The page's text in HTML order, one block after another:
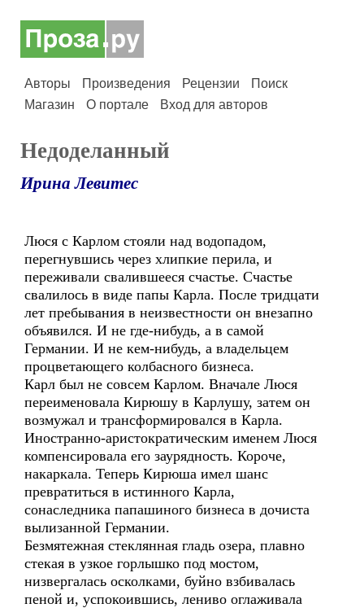
Авторы Произведения Рецензии
Поиск
Магазин
О портале Вход для авторов
Недоделанный
Ирина Левитес
Люся с Карлом стояли над водопадом,
перегнувшись через хлипкие перила, и
переживали свалившееся счастье. Счастье
свалилось в виде папы Карла. После тридцати
лет пребывания в неизвестности он внезапно
объявился. И не где-нибудь, а в самой
Германии. И не кем-нибудь, а владельцем
процветающего колбасного бизнеса.
Карл был не совсем Карлом. Вначале Люся
переименовала Кирюшу в Карлушу, затем он
возмужал и трансформировался в Карла.
Иностранно-аристократическим именем Люся
компенсировала его заурядность. Короче,
накаркала. Теперь Кирюша имел шанс
превратиться в истинного Карла,
сонаследника папашиного бизнеса в дочиста
вылизанной Германии.
Безмятежная стеклянная гладь озера, плавно
стекая в узкое горлышко под мостом,
низвергалась осколками, буйно взбивалась
пеной и, успокоившись, лениво оглаживала